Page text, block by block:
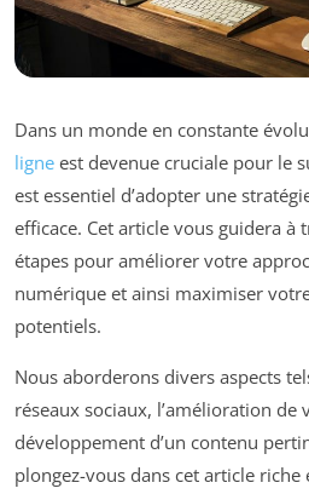
Dans un monde en constante
ligne est devenue cruciale pour le
est essentiel d’adopter une
efficace. Cet article vous guidera à
étapes pour améliorer votre
numérique et ainsi maximiser
potentiels.
Nous aborderons divers aspects
réseaux sociaux, l’amélioration de
développement d’un contenu
plongez-vous dans cet article